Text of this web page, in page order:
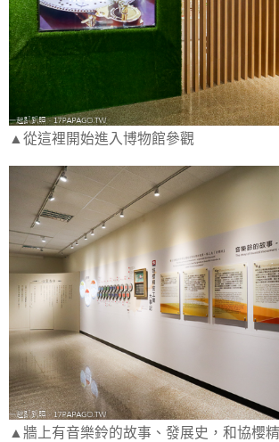
▲從這裡開始進入博物館參觀
▲牆上有音樂鈴的故事、發展史，和協櫻